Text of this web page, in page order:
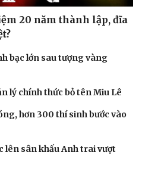
20 năm thành lập, đĩa
bạc lớn sau tượng vàng
lý chính thức bỏ tên Miu Lê
hơn 300 thí sinh bước vào
lên sân khấu Anh trai vượt